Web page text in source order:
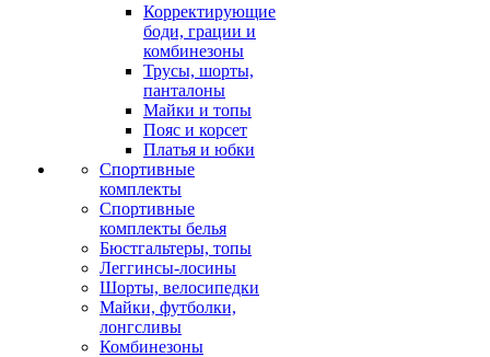
Корректирующие
боди, грации и
комбинезоны
Трусы, шорты,
панталоны
Майки и топы
Пояс и корсет
Платья и юбки
Спортивные
комплекты
Спортивные
комплекты белья
Бюстгальтеры, топы
Леггинсы-лосины
Шорты, велосипедки
Майки, футболки,
лонгсливы
Комбинезоны